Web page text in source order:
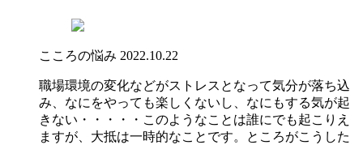
こころの悩み 2022.10.22
職場環境の変化などがストレスとなって気分が落ち込
み、なにをやっても楽しくないし、なにもする気が起
きない・・・・・このようなことは誰にでも起こりえ
ますが、大抵は一時的なことです。ところがこうした